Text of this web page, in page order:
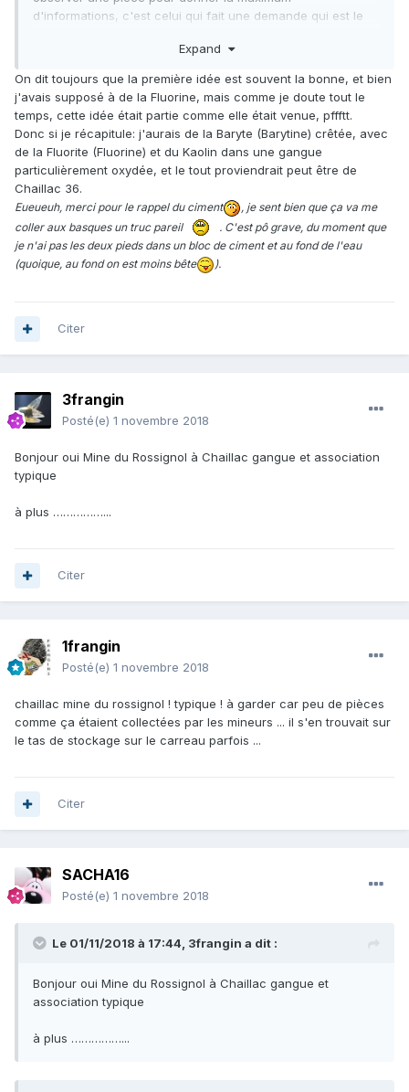
d'informations, c'est celui qui fait une demande qui est le
Comme 1frangin, Chaillac est une bonne piste.
Expand
On dit toujours que la première idée est souvent la bonne, et bien
j'avais supposé à de la Fluorine, mais comme je doute tout le
temps, cette idée était partie comme elle était venue, pffftt.
Donc si je récapitule: j'aurais de la Baryte (Barytine) crêtée, avec
de la Fluorite (Fluorine) et du Kaolin dans une gangue
particulièrement oxydée, et le tout proviendrait peut être de
Chaillac 36.
Eueueuh, merci pour le rappel du ciment
, je sent bien que ça va me
coller aux basques un truc pareil
. C'est pô grave, du moment que
je n'ai pas les deux pieds dans un bloc de ciment et au fond de l'eau
(quoique, au fond on est moins bête
).
Citer
3frangin
Posté(e) 1 novembre 2018
Bonjour oui Mine du Rossignol à Chaillac gangue et association
typique
à plus ……………...
Citer
1frangin
Posté(e) 1 novembre 2018
chaillac mine du rossignol ! typique ! à garder car peu de pièces
comme ça étaient collectées par les mineurs ... il s'en trouvait sur
le tas de stockage sur le carreau parfois ...
Citer
SACHA16
Posté(e) 1 novembre 2018
Le 01/11/2018 à 17:44, 3frangin a dit :
Bonjour oui Mine du Rossignol à Chaillac gangue et
association typique
à plus ……………...